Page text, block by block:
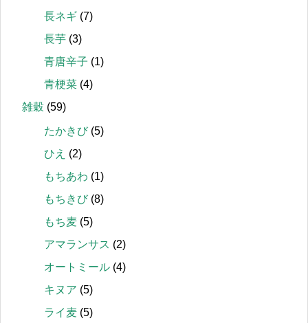
長ネギ (7)
長芋 (3)
青唐辛子 (1)
青梗菜 (4)
雑穀 (59)
たかきび(5)
ひえ (2)
もちあわ (1)
もちきび(8)
もち麦 (5)
アマランサス (2)
オートミール (4)
キヌア (5)
ライ麦 (5)